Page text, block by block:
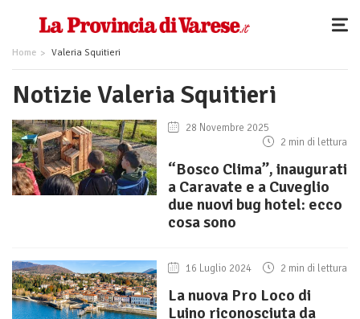
Home Valeria Squitieri
Notizie Valeria Squitieri
28 Novembre 2025
2 min di lettura
“Bosco Clima”, inaugurati
a Caravate e a Cuveglio
due nuovi bug hotel: ecco
cosa sono
16 Luglio 2024 2 min di lettura
La nuova Pro Loco di
Luino riconosciuta da